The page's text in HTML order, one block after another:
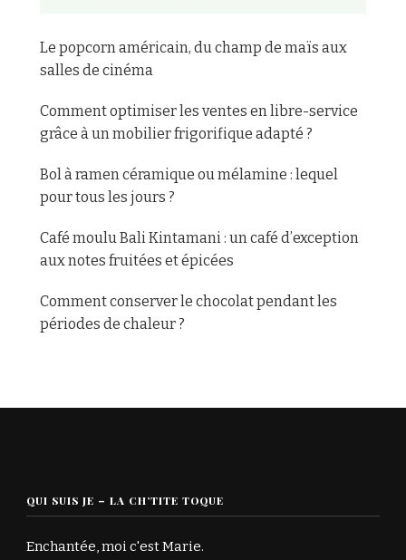
Le popcorn américain, du champ de maïs aux
salles de cinéma
Comment optimiser les ventes en libre-service
grâce à un mobilier frigorifique adapté ?
Bol à ramen céramique ou mélamine : lequel
pour tous les jours ?
Café moulu Bali Kintamani : un café d’exception
aux notes fruitées et épicées
Comment conserver le chocolat pendant les
périodes de chaleur ?
QUI SUIS JE – LA CH’TITE TOQUE
Enchantée, moi c'est Marie.